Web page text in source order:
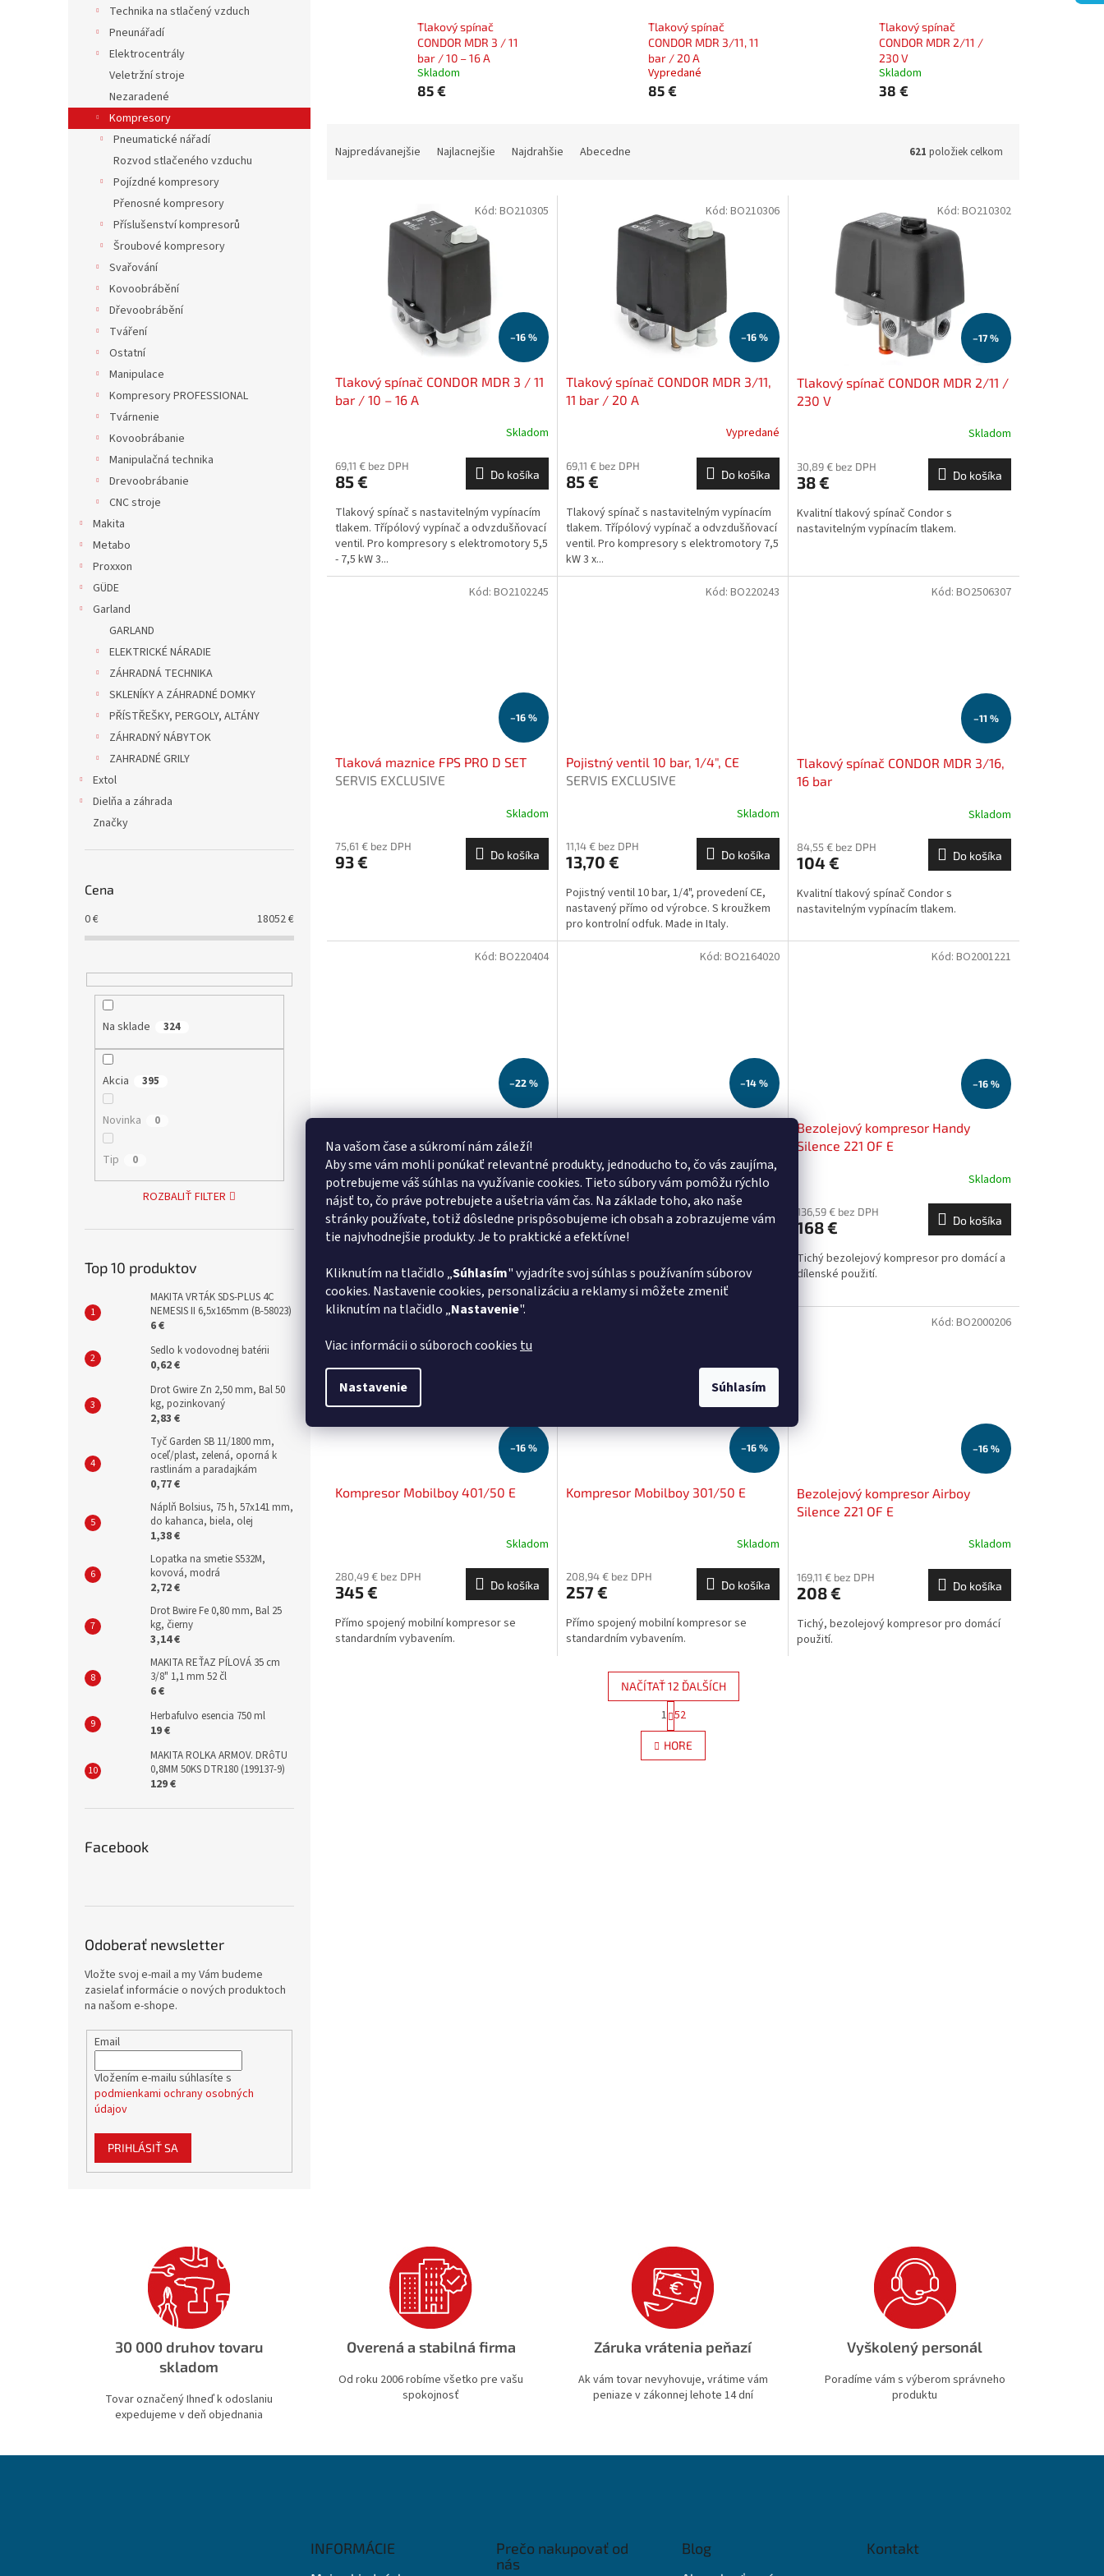
Na vašom čase a súkromí nám záleží!
Aby sme vám mohli ponúkať relevantné produkty, jednoducho to, čo vás zaujíma,
potrebujeme váš súhlas na využívanie cookies. Tieto súbory vám pomôžu rýchlo
nájsť to, čo práve potrebujete a ušetria vám čas. Na základe toho, ako naše
stránky používate, totiž dôsledne prispôsobujeme ich obsah a zobrazujeme vám
tie najvhodnejšie produkty. Je to praktické a efektívne!
Kliknutím na tlačidlo „Súhlasím" vyjadríte svoj súhlas s používaním súborov
cookies. Nastavenie cookies, personalizáciu a reklamy si môžete zmeniť
kliknutím na tlačidlo „Nastavenie".
Viac informácii o súboroch cookies tu
Nastavenie Súhlasím
Technika na stlačený vzduch
Pneunářadí
Elektrocentrály
Veletržní stroje
Nezaradené
Kompresory
Pneumatické nářadí
Rozvod stlačeného vzduchu
Pojízdné kompresory
Přenosné kompresory
Příslušenství kompresorů
Šroubové kompresory
Svařování
Kovoobrábění
Dřevoobrábění
Tváření
Ostatní
Manipulace
Kompresory PROFESSIONAL
Tvárnenie
Kovoobrábanie
Manipulačná technika
Drevoobrábanie
CNC stroje
Makita
Metabo
Proxxon
GÜDE
Garland
GARLAND
ELEKTRICKÉ NÁRADIE
ZÁHRADNÁ TECHNIKA
SKLENÍKY A ZÁHRADNÉ DOMKY
PŘÍSTŘEŠKY, PERGOLY, ALTÁNY
ZÁHRADNÝ NÁBYTOK
ZAHRADNÉ GRILY
Extol
Dielňa a záhrada
Značky
Cena
0€ 18052€
Na sklade 324
Akcia 395
Novinka 0
Tip 0
ROZBALIŤ FILTER
Top 10 produktov
MAKITA VRTÁK SDS-PLUS 4C
NEMESIS II 6,5x165mm (B-58023)
6 €
Sedlo k vodovodnej batérii
0,62 €
Drot Gwire Zn 2,50 mm, Bal 50
kg, pozinkovaný
2,83 €
Tyč Garden SB 11/1800 mm,
oceľ/plast, zelená, oporná k
rastlinám a paradajkám
0,77 €
Náplň Bolsius, 75 h, 57x141 mm,
do kahanca, biela, olej
1,38 €
Lopatka na smetie S532M,
kovová, modrá
2,72 €
Drot Bwire Fe 0,80 mm, Bal 25
kg, čierny
3,14 €
MAKITA REŤAZ PÍLOVÁ 35 cm
3/8" 1,1 mm 52 čl
6 €
Herbafulvo esencia 750 ml
19 €
MAKITA ROLKA ARMOV. DRôTU
0,8MM 50KS DTR180 (199137-9)
129 €
Facebook
Odoberať newsletter
Vložte svoj e-mail a my Vám budeme
zasielať informácie o nových produktoch
na našom e-shope.
Email
Vložením e-mailu súhlasíte s
podmienkami ochrany osobných
údajov
PRIHLÁSIŤ SA
Tlakový spínač
CONDOR MDR 3 / 11
bar / 10 – 16 A
Skladom
85 €
Tlakový spínač
CONDOR MDR 3/11, 11
bar / 20 A
Vypredané
85 €
Tlakový spínač
CONDOR MDR 2/11 /
230 V
Skladom
38 €
Najpredávanejšie Najlacnejšie Najdrahšie Abecedne 621 položiek celkom
–16 %
Tlakový spínač CONDOR MDR 3 / 11
bar / 10 – 16 A
Skladom
69,11 € bez DPH
85 € Do košíka
Tlakový spínač s nastavitelným vypínacím
tlakem. Třípólový vypínač a odvzdušňovací
ventil. Pro kompresory s elektromotory 5,5
- 7,5 kW 3...
Kód: BO210305
–16 %
Tlakový spínač CONDOR MDR 3/11,
11 bar / 20 A
Vypredané
69,11 € bez DPH
85 € Do košíka
Tlakový spínač s nastavitelným vypínacím
tlakem. Třípólový vypínač a odvzdušňovací
ventil. Pro kompresory s elektromotory 7,5
kW 3 x...
Kód: BO210306
–17 %
Tlakový spínač CONDOR MDR 2/11 /
230 V
Skladom
30,89 € bez DPH
38 € Do košíka
Kvalitní tlakový spínač Condor s
nastavitelným vypínacím tlakem.
Kód: BO210302
–16 %
Tlaková maznice FPS PRO D SET
SERVIS EXCLUSIVE
Skladom
75,61 € bez DPH
93 € Do košíka
Kód: BO2102245
Pojistný ventil 10 bar, 1/4", CE
SERVIS EXCLUSIVE
Skladom
11,14 € bez DPH
13,70 € Do košíka
Pojistný ventil 10 bar, 1/4", provedení CE,
nastavený přímo od výrobce. S kroužkem
pro kontrolní odfuk. Made in Italy.
Kód: BO220243
–11 %
Tlakový spínač CONDOR MDR 3/16,
16 bar
Skladom
84,55 € bez DPH
104 € Do košíka
Kvalitní tlakový spínač Condor s
nastavitelným vypínacím tlakem.
Kód: BO2506307
–22 %
bar (4x1/4")
Skladom
25,20 € bez DPH
31 € Do košíka
Kód: BO220404
–14 %
EXCLUSIVE
Vypredané
363,41 € bez DPH
447 € Do košíka
dílenské i průmyslové využití. 400 V model
s 5 × 16 A CEE zástrčkou a zásuvkou.
Kód: BO2164020
–16 %
Bezolejový kompresor Handy
Silence 221 OF E
Skladom
136,59 € bez DPH
168 € Do košíka
Tichý bezolejový kompresor pro domácí a
dílenské použití.
Kód: BO2001221
–16 %
Kompresor Mobilboy 401/50 E
Skladom
280,49 € bez DPH
345 € Do košíka
Přímo spojený mobilní kompresor se
standardním vybavením.
–16 %
Kompresor Mobilboy 301/50 E
Skladom
208,94 € bez DPH
257 € Do košíka
Přímo spojený mobilní kompresor se
standardním vybavením.
–16 %
Bezolejový kompresor Airboy
Silence 221 OF E
Skladom
169,11 € bez DPH
208 € Do košíka
Tichý, bezolejový kompresor pro domácí
použití.
Kód: BO2000206
O
v
l
NAČÍTAŤ 12 ĎALŠÍCH
S
t
r
á
n
1 52
HORE
30 000 druhov tovaru
skladom
Tovar označený Ihneď k odoslaniu
expedujeme v deň objednania
Overená a stabilná firma
Od roku 2006 robíme všetko pre vašu
spokojnosť
Záruka vrátenia peňazí
Ak vám tovar nevyhovuje, vrátime vám
peniaze v zákonnej lehote 14 dní
Vyškolený personál
Poradíme vám s výberom správneho
produktu
INFORMÁCIE
Prečo nakupovať od
nás
Blog Kontakt